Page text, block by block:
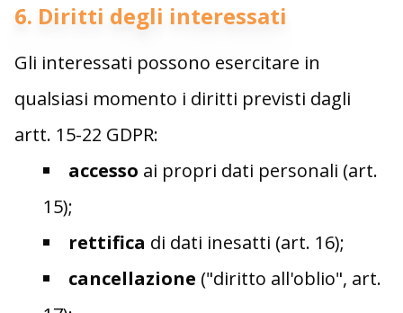
6. Diritti degli interessati
Gli interessati possono esercitare in
qualsiasi momento i diritti previsti dagli
artt. 15-22 GDPR:
accesso ai propri dati personali (art.
15);
rettifica di dati inesatti (art. 16);
cancellazione ("diritto all'oblio", art.